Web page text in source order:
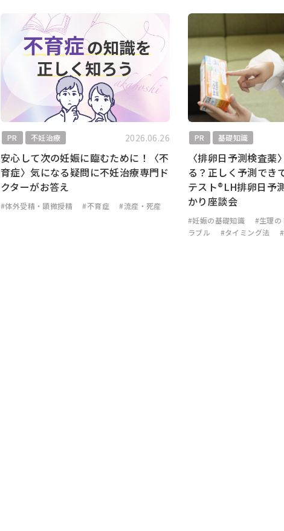
PR 不妊治療 2026.06.26
安心して次の妊娠に臨むために！〈不
育症〉気になる疑問に不妊治療専門ド
クターがお答え
#体外受精・顕微授精 #不育症 #流産・死産
PR 基礎知識
〈排卵日予測検査薬
る？正しく予測でき
テスト®LH排卵日予
かり座談会
#妊娠の基礎知識 #生理の
ラブル
#タイミング法